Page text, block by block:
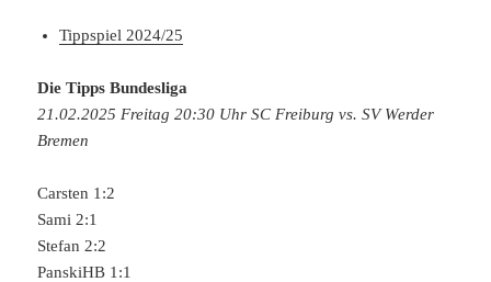
Tippspiel 2024/25
Die Tipps Bundesliga
21.02.2025 Freitag 20:30 Uhr SC Freiburg vs. SV Werder
Bremen
Carsten 1:2
Sami 2:1
Stefan 2:2
PanskiHB 1:1